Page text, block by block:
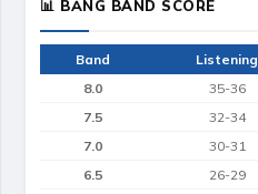
📊 BẢNG BAND SCORE
Band Listening
8.0
35-36
7.5
32-34
7.0
30-31
6.5
26-29